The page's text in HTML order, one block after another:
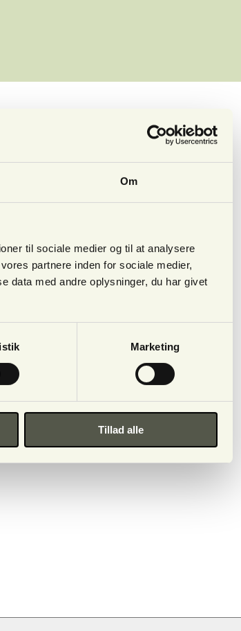
Om
til sociale medier og til at analysere
partnere inden for sociale medier,
data med andre oplysninger, du har givet
Marketing
Tillad alle